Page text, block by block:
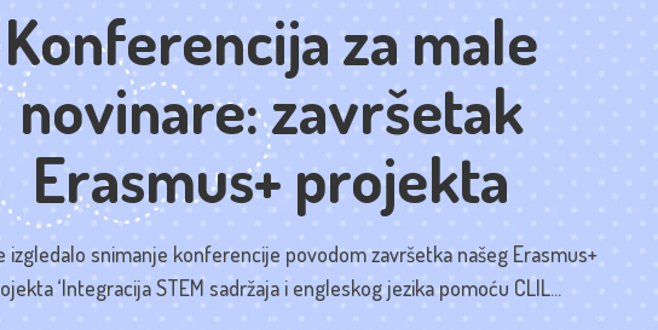
Konferencija za male
novinare: završetak
Erasmus+ projekta
izgledalo snimanje konferencije povodom završetka našeg Erasmus+
‘Integracija STEM sadržaja i engleskog jezika pomoću CLIL...